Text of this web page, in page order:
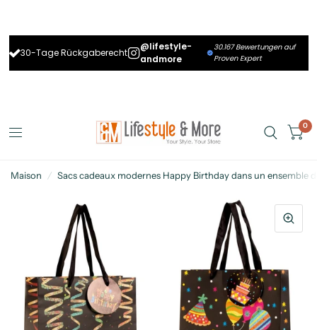
30-Tage Rückgaberecht
@lifestyle-
andmore
30.167 Bewertungen auf
Proven Expert
0
Maison / Sacs cadeaux modernes Happy Birthday dans un ensemble